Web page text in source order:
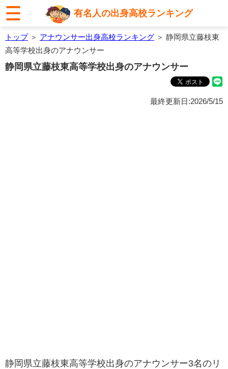
有名人の出身高校ランキング
トップ＞ アナウンサー出身高校ランキング ＞ 静岡県立藤枝東
高等学校出身のアナウンサー
静岡県立藤枝東高等学校出身のアナウンサー
最終更新日:2026/5/15
静岡県立藤枝東高等学校出身のアナウンサー3名のリ